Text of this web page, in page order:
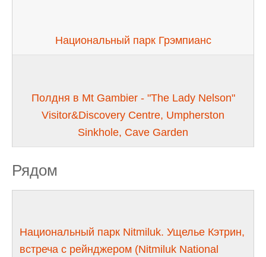
Национальный парк Грэмпианс
Полдня в Mt Gambier - "The Lady Nelson"
Visitor&Discovery Centre, Umpherston
Sinkhole, Cave Garden
Рядом
Национальный парк Nitmiluk. Ущелье Кэтрин,
встреча с рейнджером (Nitmiluk National